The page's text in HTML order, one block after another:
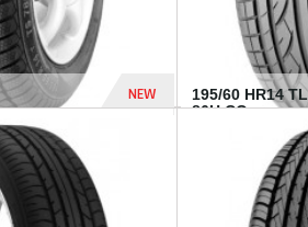
NEW
195/60 HR14 TL
86H CO...